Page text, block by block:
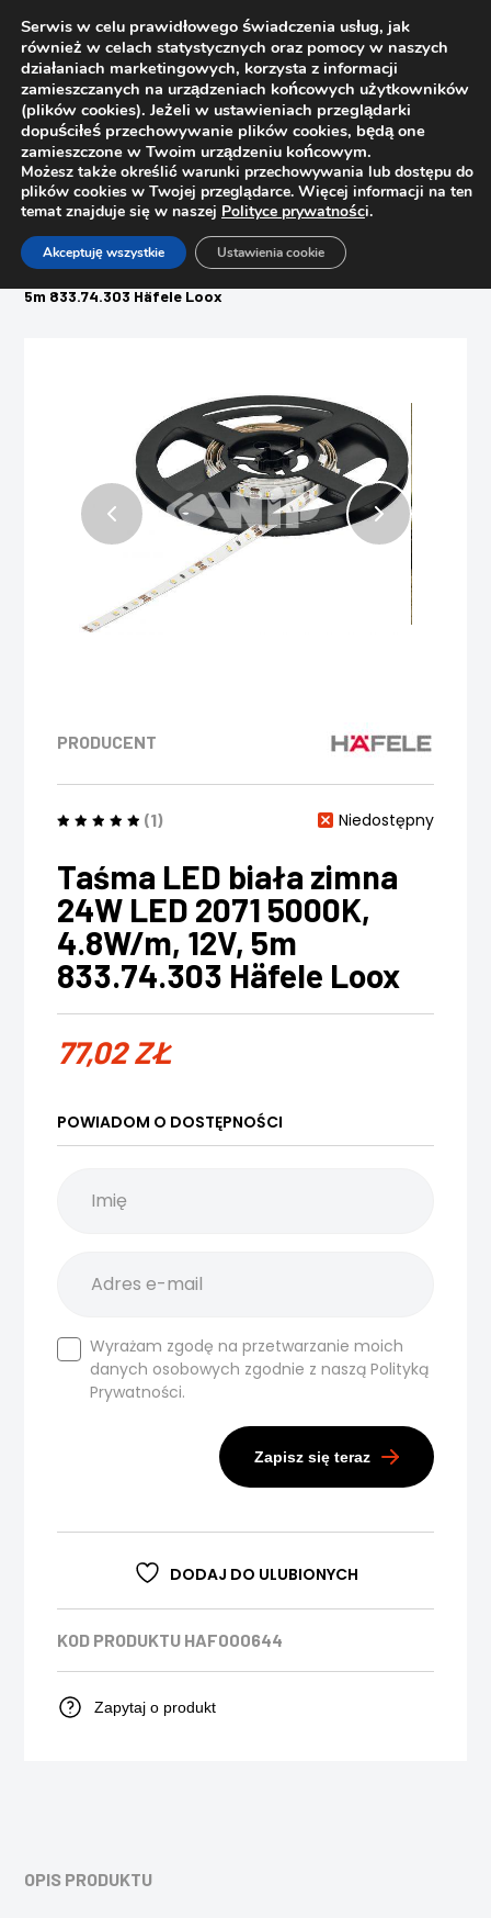
Strona główna
Sklep
Systemy oświetleniowe
5m 833.74.303 Häfele Loox
PRODUCENT
(1) Niedostępny
Taśma LED biała zimna
24W LED 2071 5000K,
4.8W/m, 12V, 5m
833.74.303 Häfele Loox
77,02ZŁ
POWIADOM O DOSTĘPNOŚCI
Wyrażam zgodę na przetwarzanie moich
danych osobowych zgodnie z nasząPolityką
Prywatności.
Zapisz się teraz
DODAJ DO ULUBIONYCH
KOD PRODUKTU HAF000644
Zapytaj o produkt
OPIS PRODUKTU
Serwis w celu prawidłowego świadczenia usług, jak
również w celach statystycznych oraz pomocy w naszych
działaniach marketingowych, korzysta z informacji
zamieszczanych na urządzeniach końcowych użytkowników
(plików cookies). Jeżeli w ustawieniach przeglądarki
dopuściłeś przechowywanie plików cookies, będą one
zamieszczone w Twoim urządzeniu końcowym.
Możesz także określić warunki przechowywania lub dostępu do
plików cookies w Twojej przeglądarce. Więcej informacji na ten
temat znajduje się w naszej Polityce prywatności.
Akceptuję wszystkie Ustawienia cookie